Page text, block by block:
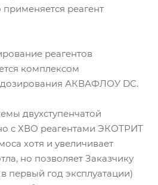
реагент
реагентов
комплексом
АКВАФЛОУ DC.
двухступенчатой
с ХВО реагентами ЭКОТРИТ
хотя и увеличивает
но позволяет Заказчику
первый год эксплуатации)